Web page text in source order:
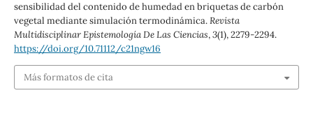
sensibilidad del contenido de humedad en briquetas de carbón
vegetal mediante simulación termodinámica.Revista
Multidisciplinar Epistemología De Las Ciencias,3(1), 2279-2294.
https://doi.org/10.71112/c21ngw16
Más formatos de cita